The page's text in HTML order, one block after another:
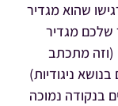
שהוא מגדיר
שלכם מגדיר
מתכתב
ניגודיות)
בנקודה נמוכה